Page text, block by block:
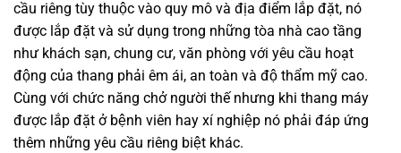
cầu riêng tùy thuộc vào quy mô và địa điểm lắp đặt, nó
được lắp đặt và sử dụng trong những tòa nhà cao tầng
như khách sạn, chung cư, văn phòng với yêu cầu hoạt
động của thang phải êm ái, an toàn và độ thẩm mỹ cao.
Cùng với chức năng chở người thế nhưng khi thang máy
được lắp đặt ở bệnh viên hay xí nghiệp nó phải đáp ứng
thêm những yêu cầu riêng biệt khác.